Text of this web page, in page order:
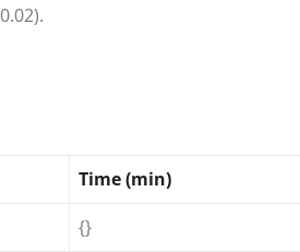
Time (min)
{}